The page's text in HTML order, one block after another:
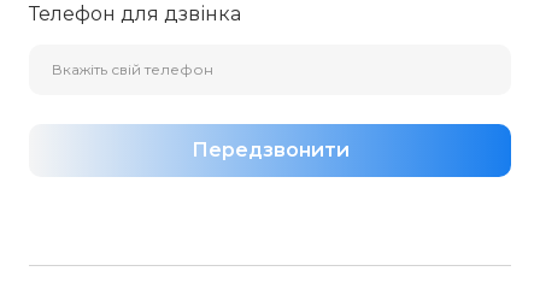
Телефон для дзвінка
Передзвонити